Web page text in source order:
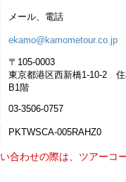
メール、電話
ekamo@kamometour.co.jp
〒105-0003
東京都港区西新橋1-10-2
B1階
03-3506-0757
PKTWSCA-005RAHZ0
合わせの際は、ツアーコ